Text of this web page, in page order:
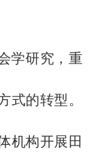
学研究，重
式的转型。
机构开展田